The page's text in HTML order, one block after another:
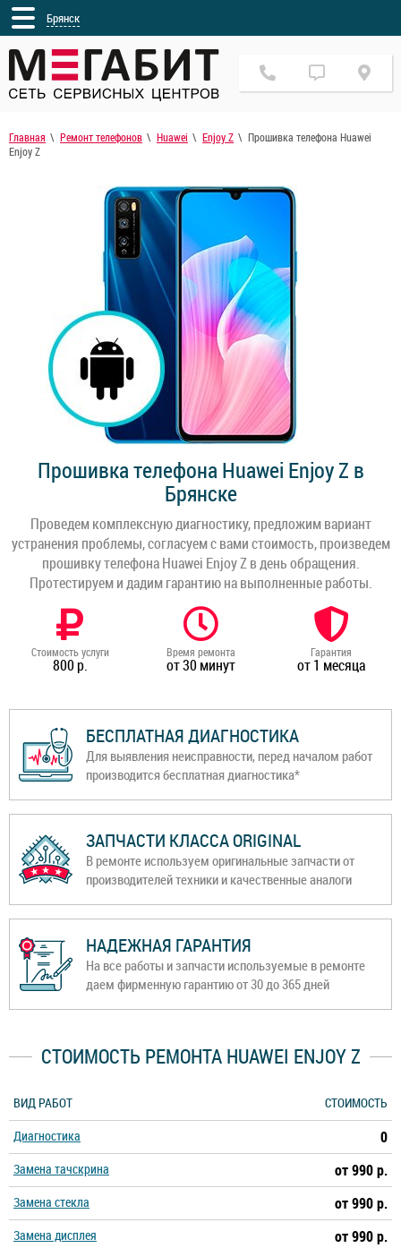
Брянск
Главная Ремонт телефонов Huawei Enjoy Z
Прошивка телефона Huawei
Enjoy Z
Прошивка телефона Huawei Enjoy Z в
Брянске
Проведем комплексную диагностику, предложим вариант
устранения проблемы, согласуем с вами стоимость, произведем
прошивку телефона Huawei Enjoy Z в день обращения.
Протестируем и дадим гарантию на выполненные работы.
Стоимость услуги
800 р.
Время ремонта
от 30 минут
Гарантия
от 1 месяца
БЕСПЛАТНАЯ ДИАГНОСТИКА
Для выявления неисправности, перед началом работ
производится бесплатная диагностика*
ЗАПЧАСТИ КЛАССА ORIGINAL
В ремонте используем оригинальные запчасти от
производителей техники и качественные аналоги
НАДЕЖНАЯ ГАРАНТИЯ
На все работы и запчасти используемые в ремонте
даем фирменную гарантию от 30 до 365 дней
СТОИМОСТЬ РЕМОНТА HUAWEI ENJOY Z
ВИД РАБОТ
СТОИМОСТЬ
Диагностика
0
Замена тачскрина от 990 р.
Замена стекла от 990 р.
Замена дисплея от 990 р.